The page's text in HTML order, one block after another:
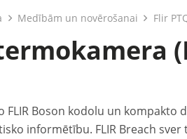
Medībām un novērošanai Flir
FLIR Boson kodolu un kompakto
informētību. FLIR Breach sver